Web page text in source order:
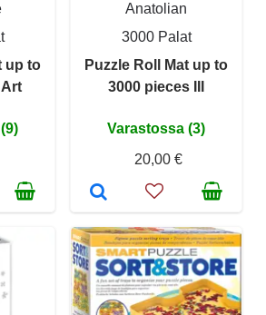
up to
Anatolian
3000 Palat
Puzzle Roll Mat up to
3000 pieces III
Varastossa (3)
20,00 €